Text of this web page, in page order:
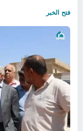
فتح الخبر